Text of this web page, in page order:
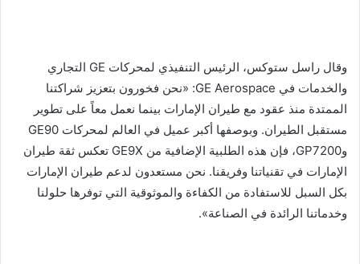
وقال راسل ستوكس، الرئيس التنفيذي لمحركات GE التجاري
والخدمات في GE Aerospace: «نحن فخورون بتعزيز شراكتنا
الممتدة منذ عقود مع طيران الإمارات بينما نعمل معاً على تطوير
مستقبل الطيران. وبوصفها أكبر عميل في العالم لمحركات GE90
وGP7200، فإن هذه الطلبية الإضافية من GE9X تعكس ثقة طيران
الإمارات في تقنياتنا وفريقنا. نحن مستعدون لدعم طيران الإمارات
بكل السبل للاستفادة من الكفاءة والموثوقية التي توفرها حلولنا
وخدماتنا الرائدة في الصناعة».